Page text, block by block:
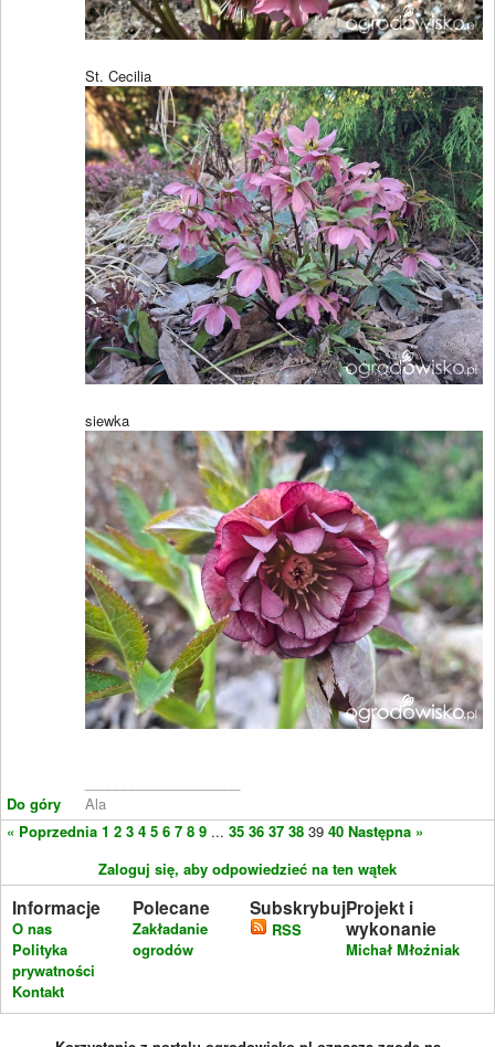
Do góry
St. Cecilia
siewka
Ala
« Poprzednia 1 2 3 4 5 6 7 8 9 ... 35 36 37 38 39 40 Następna »
Zaloguj się, aby odpowiedzieć na ten wątek
Informacje
O nas
Polityka
prywatności
Kontakt
Polecane
Zakładanie
ogrodów
Subskrybuj
RSS
Projekt i
wykonanie
Michał Młoźniak